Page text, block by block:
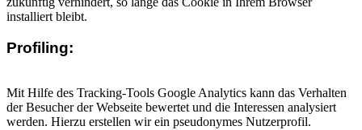
installiert bleibt.
Profiling:
Mit Hilfe des Tracking-Tools Google Analytics kann das Verhalten
der Besucher der Webseite bewertet und die Interessen analysiert
werden. Hierzu erstellen wir ein pseudonymes Nutzerprofil.